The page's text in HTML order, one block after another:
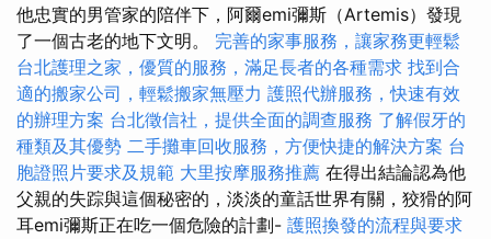
他忠實的男管家的陪伴下，阿爾emi彌斯（Artemis）發現
了一個古老的地下文明。 完善的家事服務，讓家務更輕鬆
台北護理之家，優質的服務，滿足長者的各種需求 找到合
適的搬家公司，輕鬆搬家無壓力 護照代辦服務，快速有效
的辦理方案 台北徵信社，提供全面的調查服務 了解假牙的
種類及其優勢 二手攤車回收服務，方便快捷的解決方案 台
胞證照片要求及規範 大里按摩服務推薦 在得出結論認為他
父親的失踪與這個秘密的，淡淡的童話世界有關，狡猾的阿
耳emi彌斯正在吃一個危險的計劃- 護照換發的流程與要求